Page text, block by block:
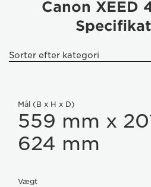
Canon XEED
Sorter efter kategori
Mål (B x H x D)
559 mm x
624 mm
Vægt